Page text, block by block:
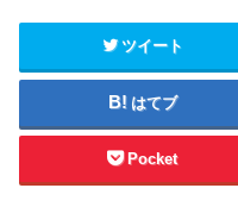
ツイート
はてブ
Pocket